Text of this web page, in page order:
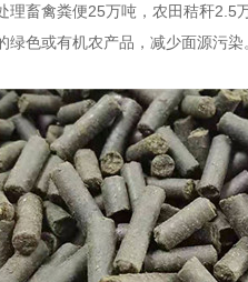
畜禽粪便25万吨，农田秸秆
色或有机农产品，减少面源污染